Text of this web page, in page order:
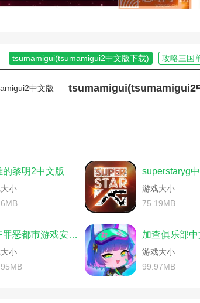
侠盗飞车圣地安列斯手游版攻略(侠盗飞车手
恶狼游戏汉化版攻略(恶狼游戏最新版中文)
孤胆英雄2重装上阵中文手机版(孤胆英雄2
下载)
荒岛求生中文版攻略秘籍手游(荒岛求生中文
outlast怎么设置中文(outlast1中文补丁)
teamspeak中文站(teamspeak3)
茶杯头手游版攻略教学(茶杯头下载中文版手
攀爬侠中文破解版(攀爬侠中文破解版无限金
世界末日生存中文版游戏攻略(末日生存游戏
我的小屋中文版游戏攻略(我的小屋下载安装)
杨家将中文版游戏攻略(杨家将中文版游戏攻
游戏冥界警局秘籍(冥界警局游戏中文)
植物大战僵尸年度版游戏攻略(植物大战僵
tsumamigui(tsumamigui2中文版下载)
攻略三国
侠盗飞车罪恶都市手游版攻略(侠盗飞车罪恶都市手
游戏开发物语最新中文版攻略(游戏开发物语最新中
lp仿热血传奇单机版攻略(LP仿传奇中文单机版)
重装机兵5花火中文版(重装机兵5花火中文版安卓版)
鬼修女游戏中文攻略(鬼修女游戏怎么玩)
无双大
重装机兵5花火中文版(重装机兵5花火中文版提示版
割绳子中文版游戏攻略秘籍(割绳子电脑版攻略大全)
恐怖游戏攻略起点(恐怖游戏攻略起点中文)
模
手机游戏德尔塔岛攻略(德尔塔岛中文汉化版下载)
寻秦记中文版单机游戏攻略(寻秦记电脑版)
游戏
安特罗皮亚世界(安特罗皮亚世界中文)
成吉思汗
单机游戏f22的攻略(f22游戏简体中文)
割绳子中
购物海滩中文游戏攻略(购物海滩下载)
逃脱者中
tsumamigui(tsumamigui2
的黎明2中文版
小
superstaryg
游戏大小
75.19MB
疯狂罪恶都市游戏安装中文版
小
加查俱乐部中
游戏大小
99.97MB